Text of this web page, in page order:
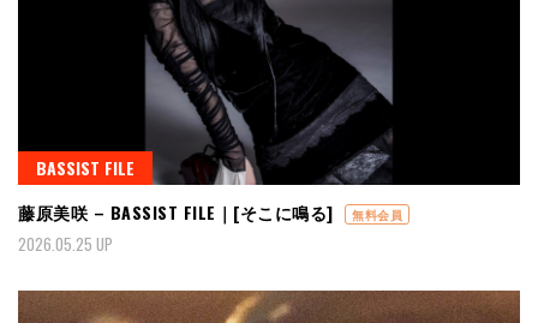
BASSIST FILE
藤原美咲 – BASSIST FILE｜[そこに鳴る]
無料会員
2026.05.25 UP